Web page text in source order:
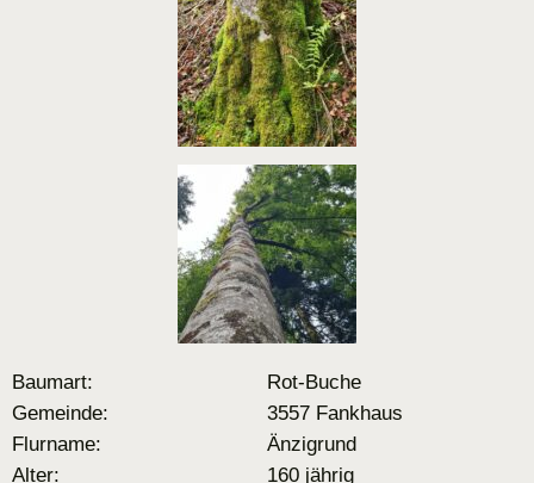
Baumart:
Rot-Buche
Gemeinde:
3557 Fankhaus
Flurname:
Änzigrund
Alter:
160 jährig